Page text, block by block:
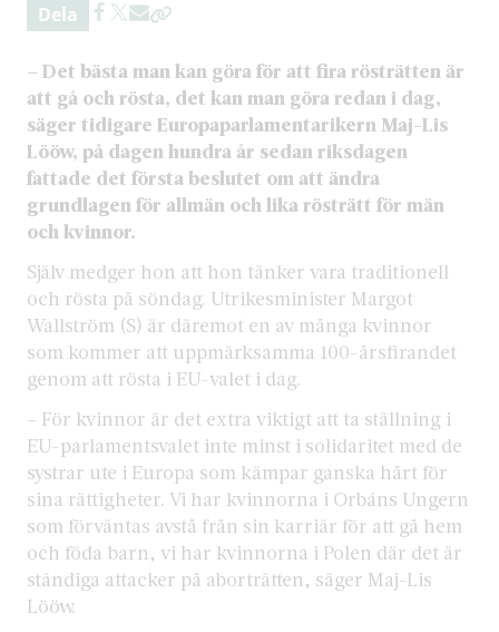
Dela
– Det bästa man kan göra för att fira rösträtten är
att gå och rösta, det kan man göra redan i dag,
säger tidigare Europaparlamentarikern Maj-Lis
Lööw, på dagen hundra år sedan riksdagen
fattade det första beslutet om att ändra
grundlagen för allmän och lika rösträtt för män
och kvinnor.
Själv medger hon att hon tänker vara traditionell
och rösta på söndag. Utrikesminister Margot
Wallström (S) är däremot en av många kvinnor
som kommer att uppmärksamma 100-årsfirandet
genom att rösta i EU-valet i dag.
– För kvinnor är det extra viktigt att ta ställning i
EU-parlamentsvalet inte minst i solidaritet med de
systrar ute i Europa som kämpar ganska hårt för
sina rättigheter. Vi har kvinnorna i Orbáns Ungern
som förväntas avstå från sin karriär för att gå hem
och föda barn, vi har kvinnorna i Polen där det är
ständiga attacker på aborträtten, säger Maj-Lis
Lööw.